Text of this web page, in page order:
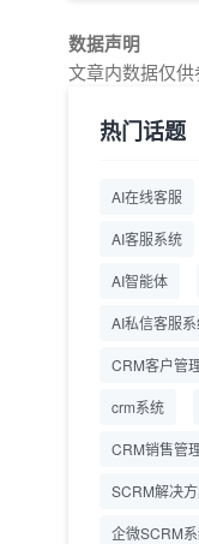
数据声明
文章内数据仅
热门话题
AI在线客服
AI客服系统
AI智能体
AI私信客服
CRM客户管
crm系统
CRM销售管
SCRM解决
企微SCRM